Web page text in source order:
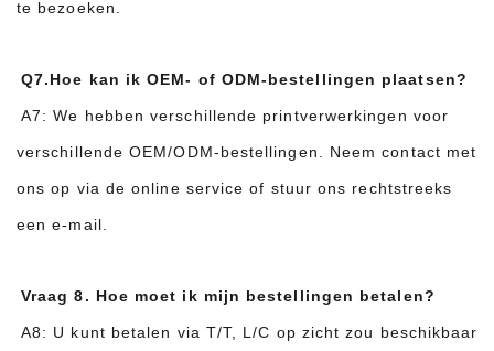
te bezoeken.
Q7.Hoe kan ik OEM- of ODM-bestellingen plaatsen?
A7: We hebben verschillende printverwerkingen voor
verschillende OEM/ODM-bestellingen. Neem contact met
ons op via de online service of stuur ons rechtstreeks
een e-mail.
Vraag 8. Hoe moet ik mijn bestellingen betalen?
A8: U kunt betalen via T/T, L/C op zicht zou beschikbaar